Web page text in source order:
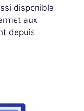
disponible
aux
depuis